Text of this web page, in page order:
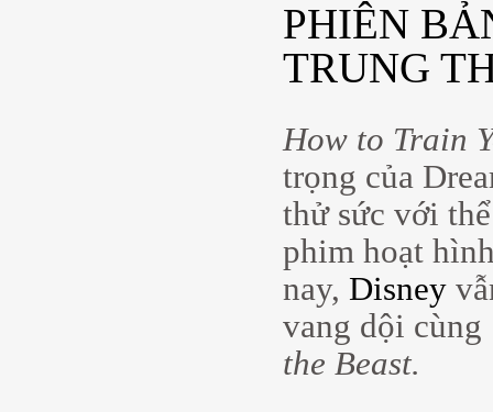
PHIÊN
TRUNG
How to Train
trọng của
thử sức với
phim hoạt
nay, Disney
vang dội cùng
the Beast.